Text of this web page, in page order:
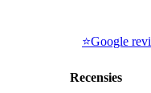
⭐Google
Recensies